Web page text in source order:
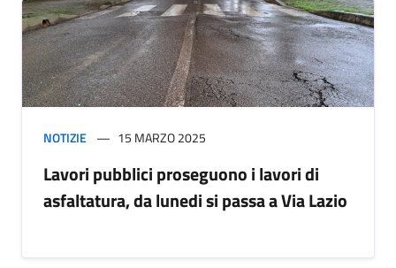
NOTIZIE 15 MARZO 2025
Lavori pubblici proseguono i lavori di
asfaltatura, da lunedi si passa a Via Lazio